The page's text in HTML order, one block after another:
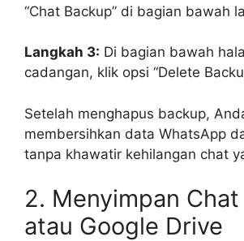
“Chat Backup” di bagian bawah
Langkah 3: Di bagian bawah
cadangan, klik opsi “Delete
Setelah menghapus backup,
membersihkan data WhatsApp
tanpa khawatir kehilangan chat
2. Menyimpan Chat
atau Google Drive